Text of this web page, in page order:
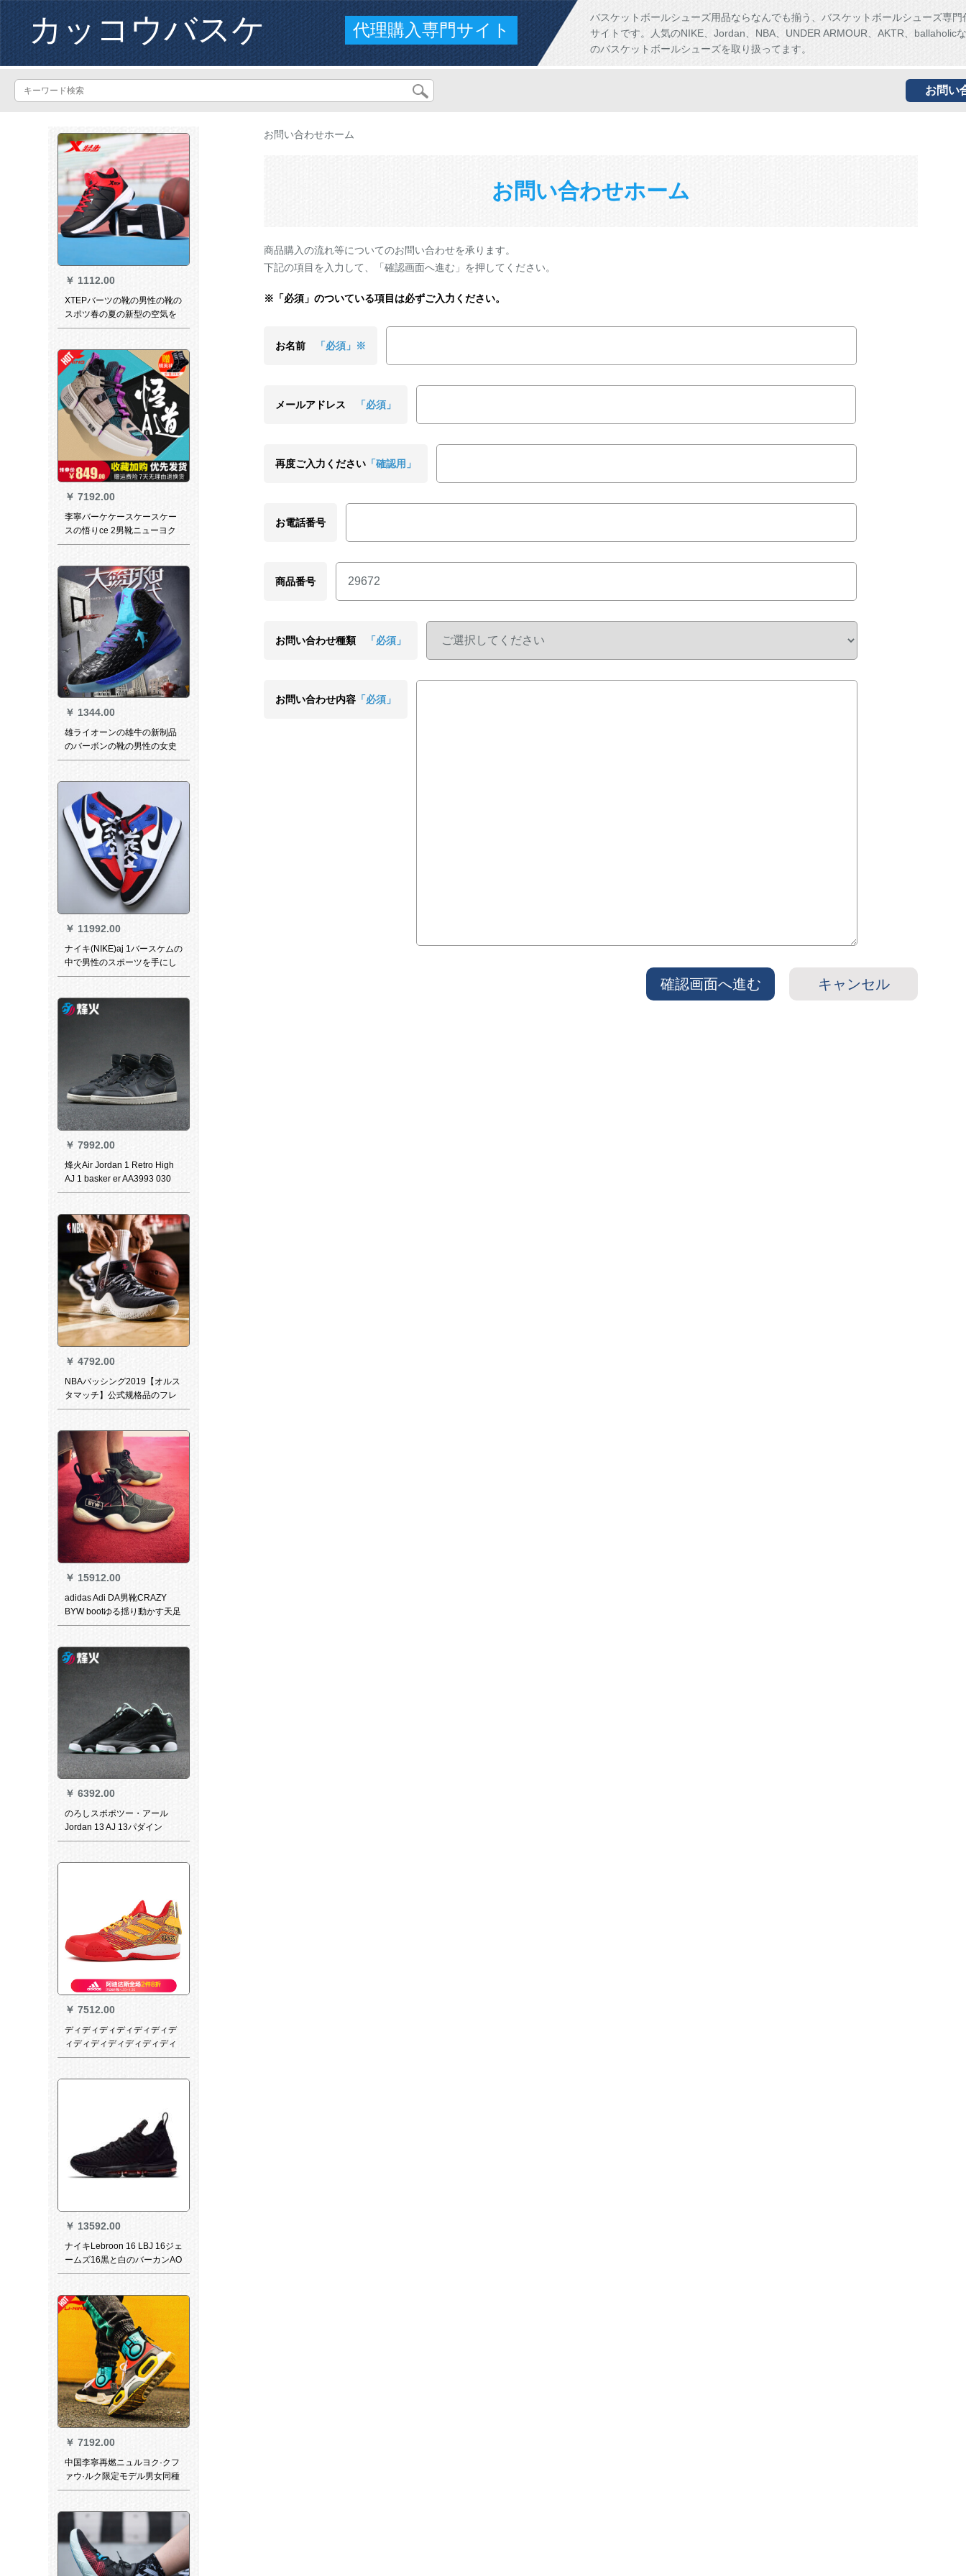
カッコウバスケ 代理購入専門サイト
バスケットボールシューズ用品ならなんでも揃う、バスケットボールシューズ専門
サイトです。人気のNIKE、Jordan、NBA、UNDER ARMOUR、AKTR、ballaholic
のバスケットボールシューズを取り扱ってます。
お問い
￥ 1112.00
XTEPバーツの靴の男性の靴の
スポツ春の夏の新型の空気を
通过するスポポンカーの靴の
の42を手にして伝えます。
￥ 7192.00
李寧バーケケースケースケー
スの悟りce 2男靴ニューヨク
ククファンファァンンンンフ
のショーショーと同じ靴下カ
バの靴春夏新型ウェルの道再
燃の手伝い
￥ 1344.00
雄ライオーンの雄牛の新制品
のバーボンの靴の男性の女史
の春のジェームズのイドコー
同士同士の士気の大き
さ。。。。。。。。。。。。。。。。。。。。。。。。。。。。。。。。。。。。。。。。。。。。。。。。。。。。。。。。。。。。。。。。。。。。。。。。。。。。。。。。。。。。。。。。。。。。。。。。。。。。。。
￥ 11992.00
ナイキ(NIKE)aj 1バースケムの
中で男性のスポーツを手にし
たジョルジュ1 Low AJホワイ
男性のスポーツを手にしたジ
ョルジュ5547-242
￥ 7992.00
烽火Air Jordan 1 Retro High
AJ 1 basker er AA3993 030
021 AA3993-021煙台XJ 2倉現
￥ 4792.00
NBAバッシング2019【オルス
タマッチ】公式规格品のフレ
ッグシューシュー
￥ 15912.00
adidas Adi DA男靴CRAZY
BYW bootゆる揺り動かす天足
ポピュークルズバーカージュ
￥ 6392.00
のろしスポポツー・アール
Jordan 13 AJ 13パダイン
439358 015煙台WQY倉庫現
￥ 7512.00
ディディディディディディデ
ィディディディディディディ
ディディディディディディデ
ディディディディディディデ
ィディディディディディディ
ディディディディディディド
上の実戦バケクG 27750 G
28376赤/黄/黒42
￥ 13592.00
ナイキLebroon 16 LBJ 16ジェ
ームズ16黒と白のバーカンAO
2595-02 AO 2595-02 42.5
￥ 7192.00
中国李寧再燃ニュルヨク·クフ
ァウ·ルク限定モデル男女同種
のバーセブスポーツスポーツ
男款43(270)
お問い合わせホーム
お問い合わせホーム
商品購入の流れ等についてのお問い合わせを承ります。
下記の項目を入力して、「確認画面へ進む」を押してください。
※「必須」のついている項目は必ずご入力ください。
お名前 「必須」※
メールアドレス 「必須」
再度ご入力ください 「確認用」
お電話番号
商品番号
お問い合わせ種類 「必須」
お問い合わせ内容 「必須」
キャンセル
確認画面へ進む